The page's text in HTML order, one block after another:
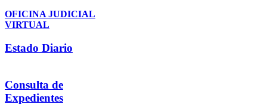
OFICINA JUDICIAL
VIRTUAL
Estado Diario
Consulta de
Expedientes